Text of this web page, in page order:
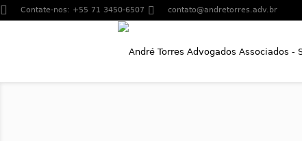
Contate-nos: +55 71 3450-6507 contato@andretorres.adv.br